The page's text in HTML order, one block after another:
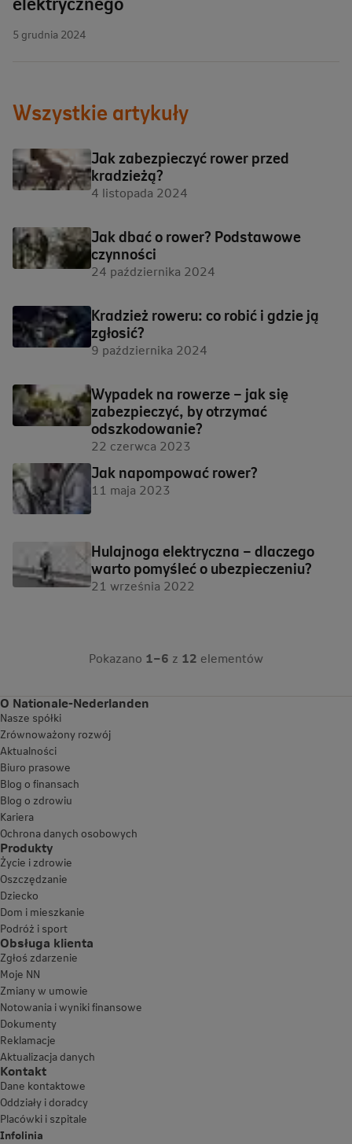
5 grudnia 2024
Wszystkie artykuły
Jak zabezpieczyć rower przed
kradzieżą?
4 listopada 2024
Jak dbać o rower? Podstawowe
czynności
24 października 2024
Kradzież roweru: co robić i gdzie ją
zgłosić?
9 października 2024
Wypadek na rowerze – jak się
zabezpieczyć, by otrzymać
odszkodowanie?
22 czerwca 2023
Jak napompować rower?
11 maja 2023
Hulajnoga elektryczna – dlaczego
warto pomyśleć o ubezpieczeniu?
21 września 2022
Pokazano 1–6 z 12 elementów
O Nationale-Nederlanden
Nasze spółki
Zrównoważony rozwój
Aktualności
Biuro prasowe
Blog o finansach
Blog o zdrowiu
Kariera
Ochrona danych osobowych
Produkty
Życie i zdrowie
Oszczędzanie
Dziecko
Dom i mieszkanie
Podróż i sport
Obsługa klienta
Zgłoś zdarzenie
Moje NN
Zmiany w umowie
Notowania i wyniki finansowe
Dokumenty
Reklamacje
Aktualizacja danych
Kontakt
Dane kontaktowe
Oddziały i doradcy
Placówki i szpitale
Infolinia